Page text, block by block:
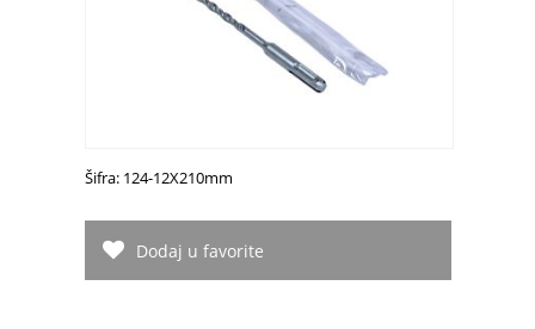
Šifra: 124-12X210mm
Dodaj u favorite